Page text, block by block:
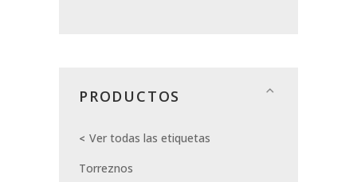
PRODUCTOS
Ver todas las etiquetas
Torreznos